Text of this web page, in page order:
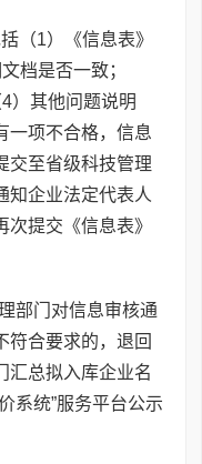
（1）《信息表》
档是否一致；
）其他问题说明
一项不合格，信息
交至省级科技管理
知企业法定代表人
提交《信息表》
部门对信息审核通
符合要求的，退回
汇总拟入库企业名
系统”服务平台公示